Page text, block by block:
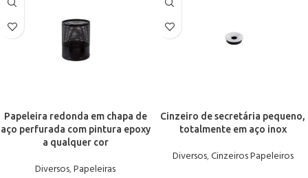
Papeleira redonda em chapa de
aço perfurada com pintura epoxy
a qualquer cor
Diversos,Papeleiras
Cinzeiro de secretária pequeno,
totalmente em aço inox
Diversos,Cinzeiros Papeleiros